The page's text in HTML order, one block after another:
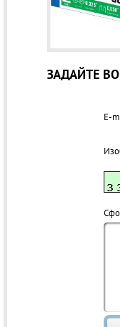
ЗАДАЙТЕ
E-